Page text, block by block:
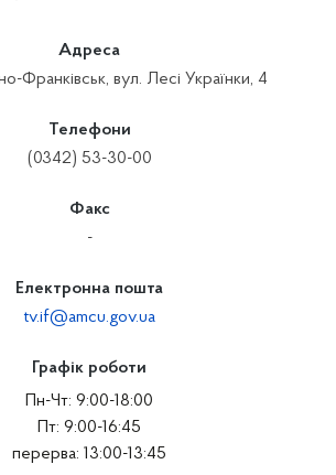
Адреса
Франківськ, вул. Лесі Українки, 4
Телефони
(0342) 53-30-00
Факс
-
Електронна пошта
tv.if@amcu.gov.ua
Графік роботи
Пн-Чт: 9:00-18:00
Пт: 9:00-16:45
перерва: 13:00-13:45